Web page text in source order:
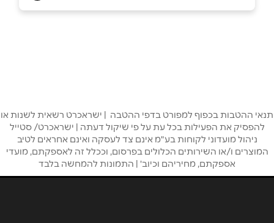
באתר בפייסבוק באינסטגרם
טלפון*
אימייל*
תנאי ההטבות בכפוף למפורט בדפי ההטבה | ישראכרט רשאית לשנות או
להפסיק את הפעילות בכל עת על פי שיקול דעתה | ישראכרט/ סטייל
ניהול מועדוני לקוחות בע"מ אינם צד לעסקה ואינם אחראים לטיב
המוצרים ו/או השירותים הכלולים בפרסום, וככלל זה לאספקתם, מועדי
אספקתם, מחיריהם וכיוב' | התמונות להמחשה בלבד